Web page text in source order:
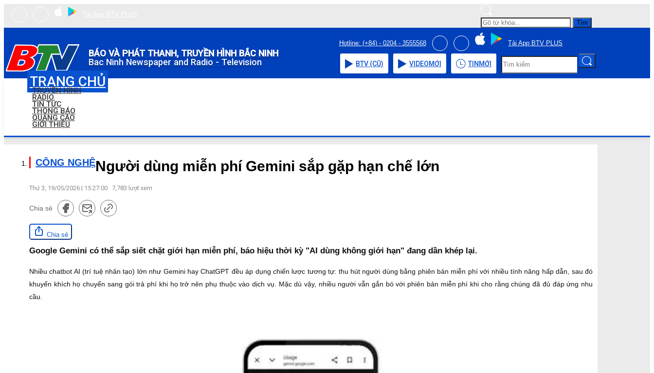
Tìm
BÁO VÀ PHÁT THANH, TRUYỀN HÌNH BẮC NINH
Bac Ninh Newspaper and Radio - Television
Hotline: (+84) - 0204 - 3555568 Tải App BTV PLUS
BTV (CŨ) VIDEOMỚI TIN MỚI
TRANG CHỦ
TRUYỀN HÌNH
RADIO
TIN TỨC
THÔNG BÁO
QUẢNG CÁO
GIỚI THIỆU
CÔNG NGHỆNgười dùng miễn phí Gemini sắp gặp hạn chế lớn
Thứ 3, 19/05/2026 | 15:27:00 7,783 lượt xem
Chia sẻ
Chia sẻ
Google Gemini có thể sắp siết chặt giới hạn miễn phí, báo hiệu thời kỳ "AI dùng không giới hạn" đang dần khép lại.
Nhiều chatbot AI (trí tuệ nhân tạo) lớn như Gemini hay ChatGPT đều áp dụng chiến lược tương tự: thu hút người dùng bằng phiên bản miễn phí với nhiều tính năng hấp dẫn, sau đó
khuyến khích họ chuyển sang gói trả phí khi họ trở nên phụ thuộc vào dịch vụ. Mặc dù vậy, nhiều người vẫn gắn bó với phiên bản miễn phí khi cho rằng chúng đã đủ đáp ứng nhu
cầu.